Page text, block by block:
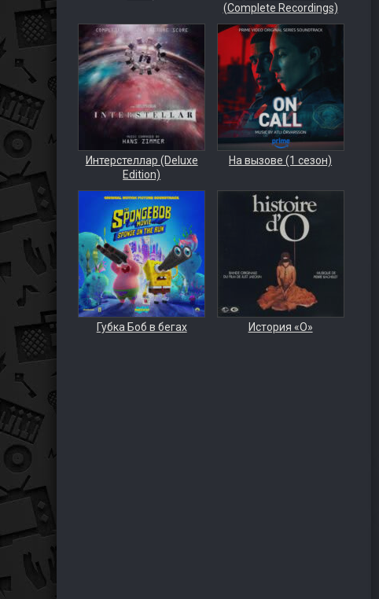
(Complete Recordings)
Интерстеллар (Deluxe
Edition)
На вызове (1 сезон)
Губка Боб в бегах История «О»